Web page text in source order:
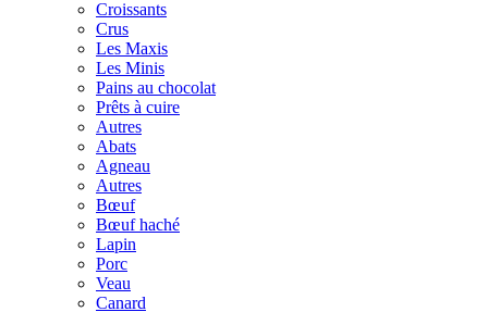
Croissants
Crus
Les Maxis
Les Minis
Pains au chocolat
Prêts à cuire
Autres
Abats
Agneau
Autres
Bœuf
Bœuf haché
Lapin
Porc
Veau
Canard